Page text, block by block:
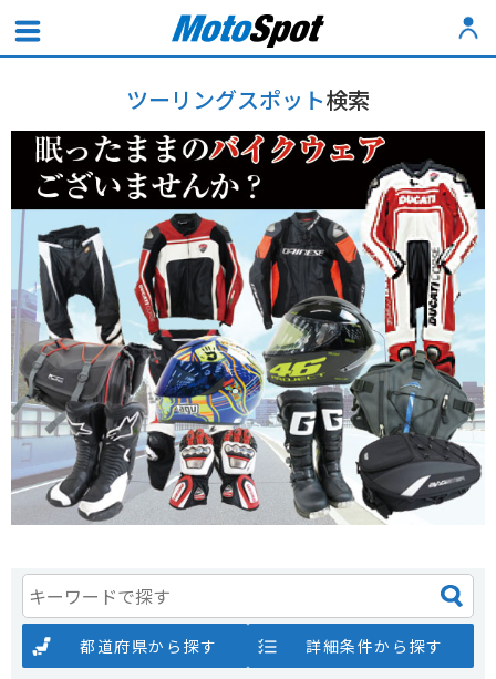
ツーリングスポット検索
都道府県から探す 詳細条件から探す